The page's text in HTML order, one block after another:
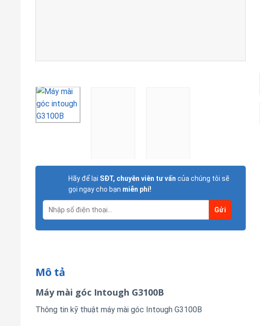
Hãy để lại SĐT, chuyên viên tư vấn của chúng tôi sẽ
gọi ngay cho bạn miễn phí!
Mô tả
Máy mài góc Intough G3100B
Thông tin kỹ thuật máy mài góc Intough G3100B